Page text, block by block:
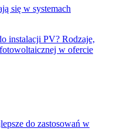
się w systemach
instalacji PV? Rodzaje,
w ofercie
do zastosowań w